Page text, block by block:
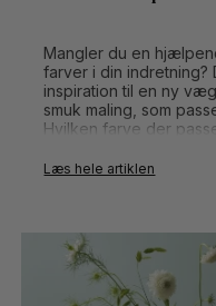
Mangler du en
farver i din
inspiration til en ny
smuk maling, som
Hvilken farve der
samlet årets smukke
farve-favorit i blandt.
Læs hele artiklen